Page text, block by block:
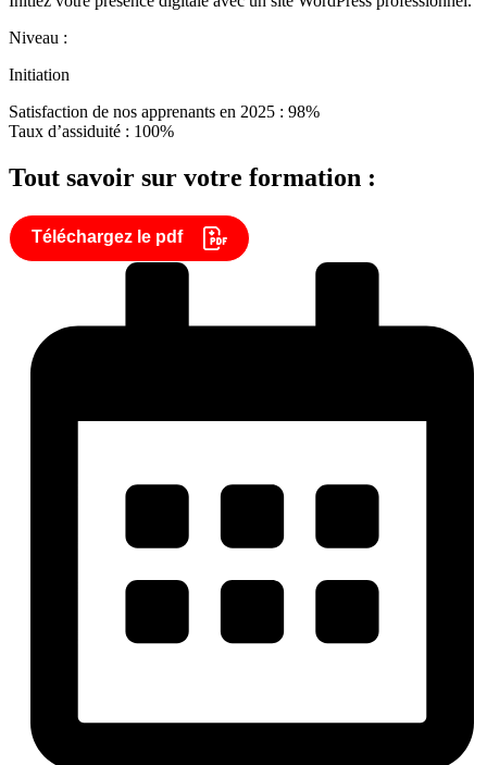
Niveau :
Initiation
Satisfaction de nos apprenants en 2025 : 98%
Taux d’assiduité : 100%
Tout savoir sur votre formation :
Téléchargez le pdf